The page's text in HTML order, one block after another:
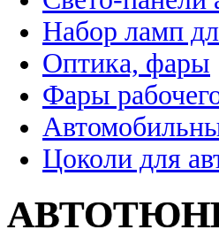
Набор ламп
Оптика, фары
Фары
Цоколи для